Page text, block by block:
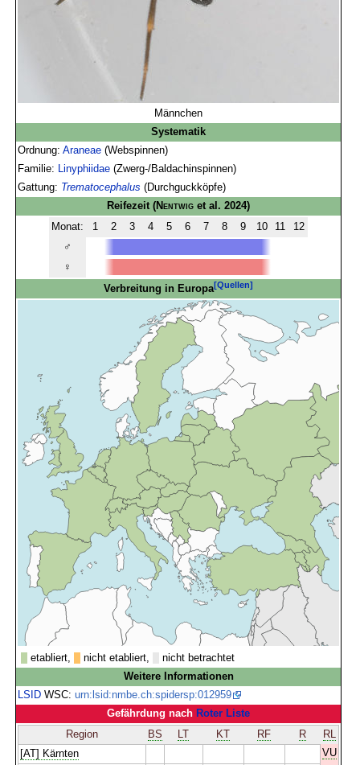
Männchen
Systematik
Ordnung:Araneae (Webspinnen)
Familie:
Linyphiidae (Zwerg-/Baldachinspinnen)
Gattung: Trematocephalus (Durchguckköpfe)
Reifezeit(Nentwig et al. 2024)
Monat:
1 2 3 4 5 6 7 8 9 10 11
12
♂
♀
Verbreitung in Europa[Quellen]
etabliert, nicht etabliert,
nicht betrachtet
Weitere Informationen
LSID WSC:urn:lsid:nmbe.ch:spidersp:012959
Gefährdung nach Roter Liste
Region
BS LT KT RF R
RL
[AT] Kärnten
VU